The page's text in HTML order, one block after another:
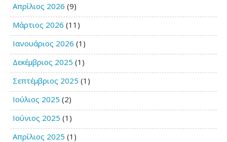
Απρίλιος 2026 (9)
Μάρτιος 2026 (11)
Ιανουάριος 2026 (1)
Δεκέμβριος 2025 (1)
Σεπτέμβριος 2025 (1)
Ιούλιος 2025 (2)
Ιούνιος 2025 (1)
Απρίλιος 2025 (1)